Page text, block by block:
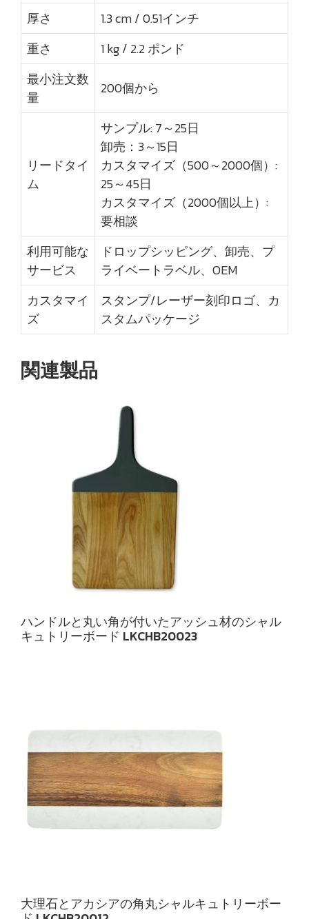
厚さ
1.3 cm / 0.51インチ
重さ
1 kg / 2.2 ポンド
最小注文数
量
200個から
リードタイ
ム
サンプル: 7～25日
卸売：3～15日
カスタマイズ（500～2000個）:
25～45日
カスタマイズ（2000個以上）:
要相談
利用可能な
サービス
ドロップシッピング、卸売、プ
ライベートラベル、OEM
カスタマイ
ズ
スタンプ/レーザー刻印ロゴ、カ
スタムパッケージ
関連製品
ハンドルと丸い角が付いたアッシュ材のシャル
キュトリーボード LKCHB20023
大理石とアカシアの角丸シャルキュトリーボー